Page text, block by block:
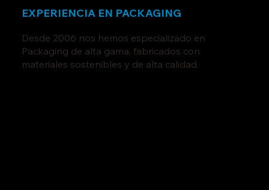
EXPERIENCIA EN PACKAGING
Desde 2006 nos hemos especializado en
Packaging de alta gama, fabricados con
materiales sostenibles y de alta calidad.